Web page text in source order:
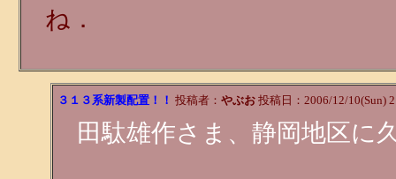
ね．
３１３系新製配置！！ 投稿者： やぶお投稿日：2006/12/10(Sun)
田駄雄作さま、静岡地区に